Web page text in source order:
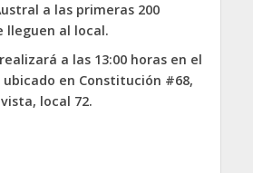
a las primeras 200
lleguen al local.
a las 13:00 horas en el
ubicado en Constitución #68,
local 72.